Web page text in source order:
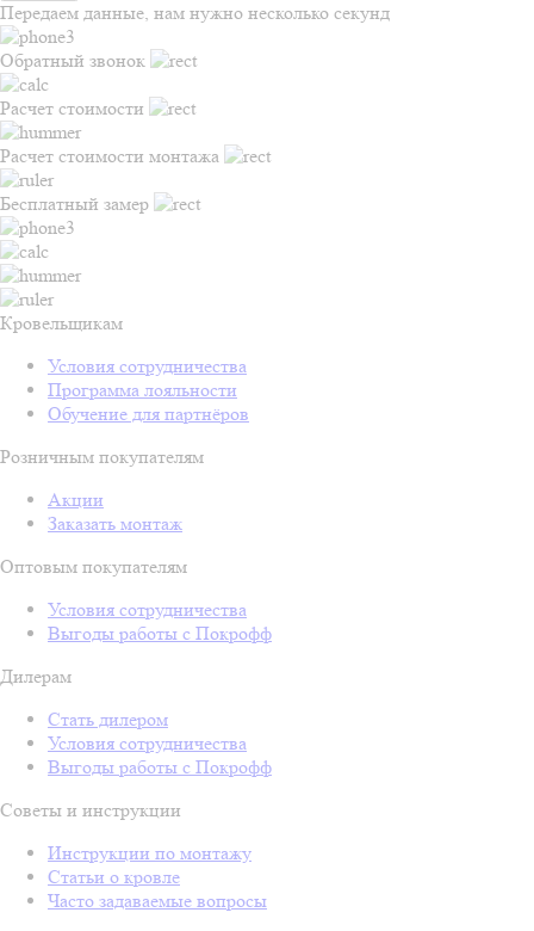
Передаем данные, нам нужно несколько секунд
Обратный звонок
Расчет стоимости
Расчет стоимости монтажа
Бесплатный замер
Кровельщикам
Условия сотрудничества
Программа лояльности
Обучение для партнёров
Розничным покупателям
Акции
Заказать монтаж
Оптовым покупателям
Условия сотрудничества
Выгоды работы с Покрофф
Дилерам
Стать дилером
Условия сотрудничества
Выгоды работы с Покрофф
Советы и инструкции
Инструкции по монтажу
Статьи о кровле
Часто задаваемые вопросы